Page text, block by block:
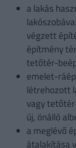
a lakás
végzett
építmény
tetőtér-
emelet-
létrehozott
vagy
új, önálló
a meglévő
átalakítása